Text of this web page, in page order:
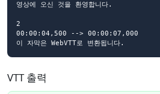
영상에 오신 것을 환영합니다.
2
00:00:04,500 --> 00:00:07,000
이 자막은 WebVTT로 변환됩니다.
VTT 출력